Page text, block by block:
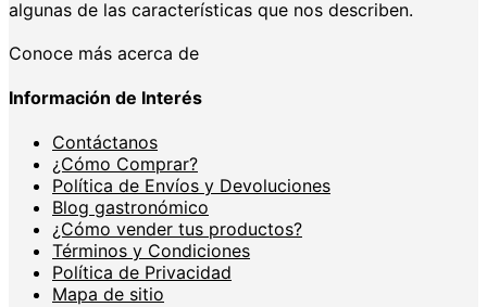
algunas de las características que nos describen.
Conoce más acerca de
Información de Interés
Contáctanos
¿Cómo Comprar?
Política de Envíos y Devoluciones
Blog gastronómico
¿Cómo vender tus productos?
Términos y Condiciones
Política de Privacidad
Mapa de sitio